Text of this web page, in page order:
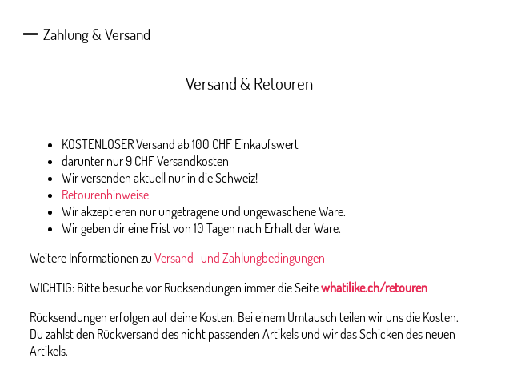
Zahlung & Versand
Versand & Retouren
KOSTENLOSER Versand ab 100 CHF Einkaufswert
darunter nur 9 CHF Versandkosten
Wir versenden aktuell nur in die Schweiz!
Retourenhinweise
Wir akzeptieren nur ungetragene und ungewaschene Ware.
Wir geben dir eine Frist von 10 Tagen nach Erhalt der Ware.
Weitere Informationen zu Versand- und Zahlungbedingungen
WICHTIG: Bitte besuche vor Rücksendungen immer die Seitewhatilike.ch/retouren
Rücksendungen erfolgen auf deine Kosten. Bei einem Umtausch teilen wir uns die Kosten.
Du zahlst den Rückversand des nicht passenden Artikels und wir das Schicken des neuen
Artikels.